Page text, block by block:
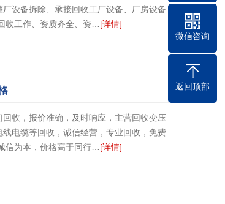
设备拆除、承接回收工厂设备、厂房设备
收工作、资质齐全、资… [详情]
收，报价准确，及时响应，主营回收变压
电缆等回收，诚信经营，专业回收，免费
信为本，价格高于同行… [详情]
微信咨询
返回顶部